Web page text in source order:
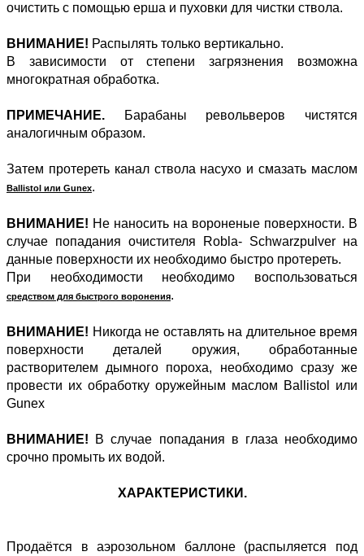
очистить с помощью ерша и пуховки для чистки ствола.
ВНИМАНИЕ! Распылять только вертикально.
В зависимости от степени загрязнения возможна
многократная обработка.
ПРИМЕЧАНИЕ. Барабаны револьверов чистятся
аналогичным образом.
Затем протереть канал ствола насухо и смазать маслом
Ballistol или Gunex.
ВНИМАНИЕ! Не наносить на вороненые поверхности. В
случае попадания очистителя Robla- Schwarzpulver на
данные поверхности их необходимо быстро протереть.
При необходимости необходимо воспользоваться
средством для быстрого воронения.
ВНИМАНИЕ! Никогда не оставлять на длительное время
поверхности деталей оружия, обработанные
растворителем дымного пороха, необходимо сразу же
провести их обработку оружейным маслом Ballistol или
Gunex
ВНИМАНИЕ! В случае попадания в глаза необходимо
срочно промыть их водой.
ХАРАКТЕРИСТИКИ.
Продаётся в аэрозольном баллоне (распыляется под